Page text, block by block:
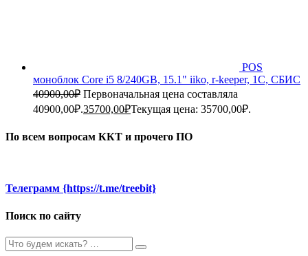
POS
моноблок Core i5 8/240GB, 15.1" iiko, r-keeper, 1C, СБИС
40900,00₽ Первоначальная цена составляла
40900,00₽.35700,00₽Текущая цена: 35700,00₽.
По всем вопросам ККТ и прочего ПО
Телеграмм {https://t.me/treebit}
Поиск по сайту